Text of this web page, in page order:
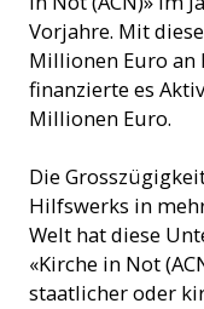
Vorjahre. Mit
Millionen Euro an
finanzierte es
Millionen Euro.
Die
Hilfswerks in
Welt hat diese
«Kirche in Not
staatlicher oder